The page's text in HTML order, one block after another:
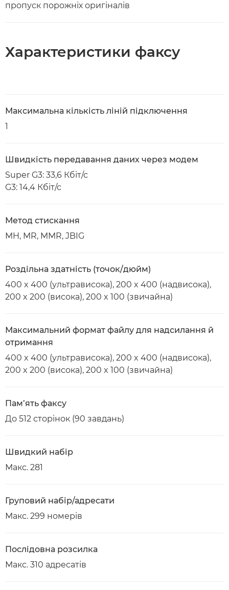
пропуск порожніх оригіналів
Характеристики факсу
Максимальна кількість ліній підключення
1
Швидкість передавання даних через модем
Super G3: 33,6 Кбіт/с
G3: 14,4 Кбіт/с
Метод стискання
MH, MR, MMR, JBIG
Роздільна здатність (точок/дюйм)
400 x 400 (ультрависока), 200 x 400 (надвисока),
200 x 200 (висока), 200 x 100 (звичайна)
Максимальний формат файлу для надсилання й
отримання
400 x 400 (ультрависока), 200 x 400 (надвисока),
200 x 200 (висока), 200 x 100 (звичайна)
Пам’ять факсу
До 512 сторінок (90 завдань)
Швидкий набір
Макс. 281
Груповий набір/адресати
Макс. 299 номерів
Послідовна розсилка
Макс. 310 адресатів